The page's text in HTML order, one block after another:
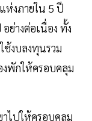
ห่งภายใน 5 ปี
ย่างต่อเนื่อง ทั้ง
ช้งบลงทุนรวม
พักให้ครอบคลุม
ไปให้ครอบคลุม